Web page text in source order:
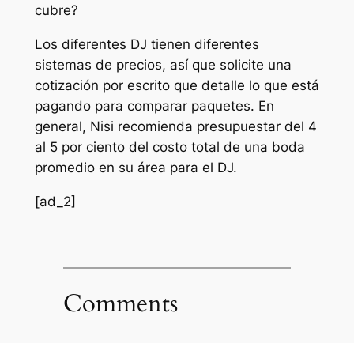
cubre?
Los diferentes DJ tienen diferentes
sistemas de precios, así que solicite una
cotización por escrito que detalle lo que está
pagando para comparar paquetes. En
general, Nisi recomienda presupuestar del 4
al 5 por ciento del costo total de una boda
promedio en su área para el DJ.
[ad_2]
Comments